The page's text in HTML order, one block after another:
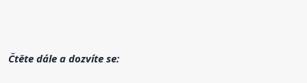
Čtěte dále a dozvíte se: